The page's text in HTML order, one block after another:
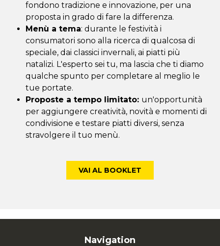
fondono tradizione e innovazione, per una
proposta in grado di fare la differenza.
Menù a tema: durante le festività i
consumatori sono alla ricerca di qualcosa di
speciale, dai classici invernali, ai piatti più
natalizi. L'esperto sei tu, ma lascia che ti diamo
qualche spunto per completare al meglio le
tue portate.
Proposte a tempo limitato: un'opportunità
per aggiungere creatività, novità e momenti di
condivisione e testare piatti diversi, senza
stravolgere il tuo menù.
VAI AL BOOKLET
Navigation